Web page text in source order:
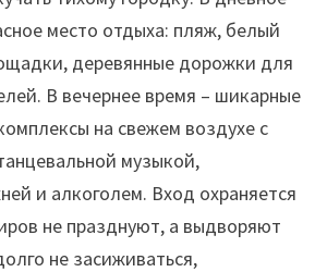
место отдыха: пляж, белый
деревянные дорожки для
В вечернее время – шикарные
на свежем воздухе с
музыкой,
и алкоголем. Вход охраняется
не празднуют, а выдворяют
не засиживаться,